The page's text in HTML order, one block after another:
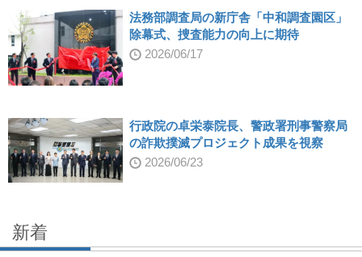
法務部調査局の新庁舎「中和調査園区」
除幕式、捜査能力の向上に期待
2026/06/17
行政院の卓栄泰院長、警政署刑事警察局
の詐欺撲滅プロジェクト成果を視察
2026/06/23
新着